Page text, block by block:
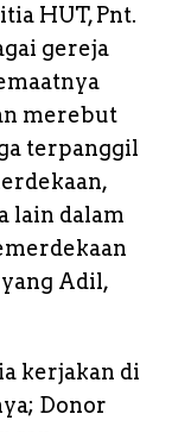
HUT, Pnt.
gereja
merebut
terpanggil
lain dalam
Adil,
kerjakan di
Donor